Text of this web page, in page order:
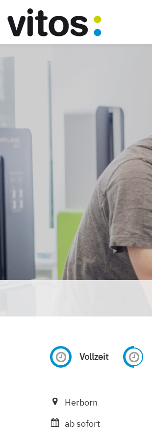
Vollzeit
Herborn
ab sofort